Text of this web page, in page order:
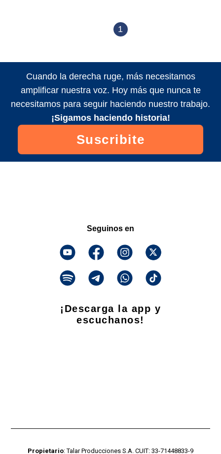
1
Cuando la derecha ruge, más necesitamos
amplificar nuestra voz. Hoy más que nunca te
necesitamos para seguir haciendo nuestro trabajo.
¡Sigamos haciendo historia!
Suscribite
Seguinos en
¡Descarga la app y
escuchanos!
Propietario: Talar Producciones S.A. CUIT: 33-71448833-9